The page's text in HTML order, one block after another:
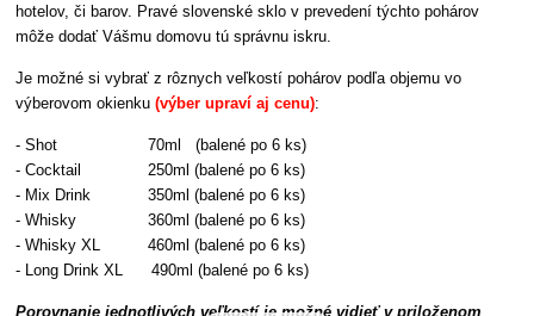
hotelov, či barov. Pravé slovenské sklo v prevedení týchto pohárov
môže dodať Vášmu domovu tú správnu iskru.
Je možné si vybrať z rôznych veľkostí pohárov podľa objemu vo
výberovom okienku(výber upraví aj cenu):
- Shot 70ml (balené po 6 ks)
- Cocktail 250ml (balené po 6 ks)
- Mix Drink 350ml (balené po 6 ks)
- Whisky 360ml (balené po 6 ks)
- Whisky XL 460ml (balené po 6 ks)
- Long Drink XL 490ml (balené po 6 ks)
Porovnanie jednotlivých veľkostí je možné vidieť v priloženom